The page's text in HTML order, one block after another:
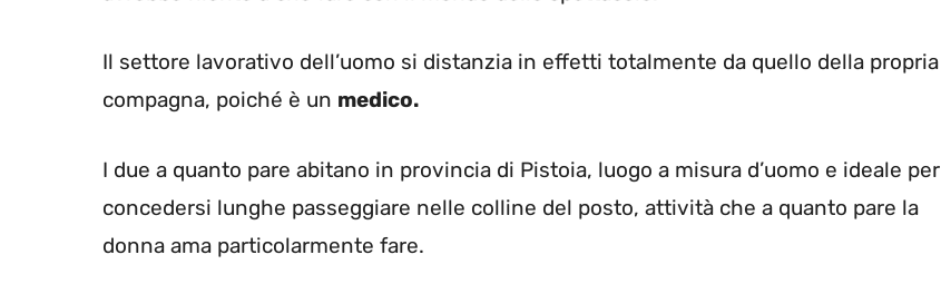
Il settore lavorativo dell’uomo si distanzia in effetti totalmente da quello della propria
compagna, poiché è un medico.
I due a quanto pare abitano in provincia di Pistoia, luogo a misura d’uomo e ideale per
concedersi lunghe passeggiare nelle colline del posto, attività che a quanto pare la
donna ama particolarmente fare.